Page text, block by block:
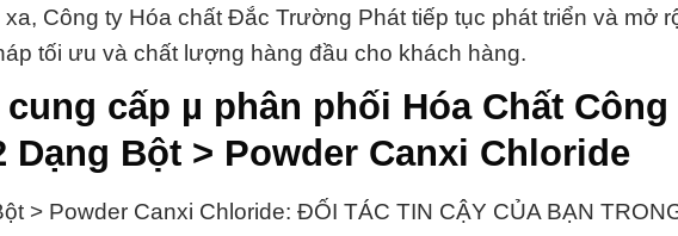
Công ty Hóa chất Đắc Trường Phát tiếp tục phát triển và mở
tối ưu và chất lượng hàng đầu cho khách hàng.
cấp µ phân phối Hóa Chất Công
Dạng Bột > Powder Canxi Chloride
> Powder Canxi Chloride: ĐỐI TÁC TIN CẬY CỦA BẠN